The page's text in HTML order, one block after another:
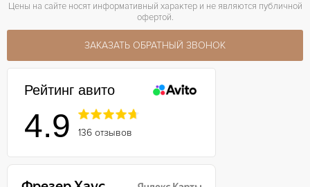
Цены на сайте носят информативный характер и не являются публичной
офертой.
ЗАКАЗАТЬ ОБРАТНЫЙ ЗВОНОК
Рейтинг авито
4.9 136 отзывов